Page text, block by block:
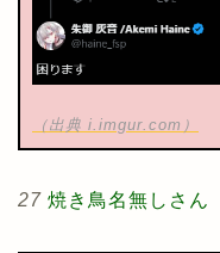
（出典 i.imgur.com）
27 焼き鳥名無しさん